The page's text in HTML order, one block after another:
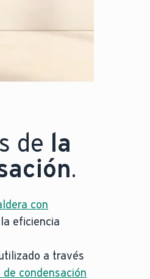
de la
.
con
eficiencia
a través
de condensación